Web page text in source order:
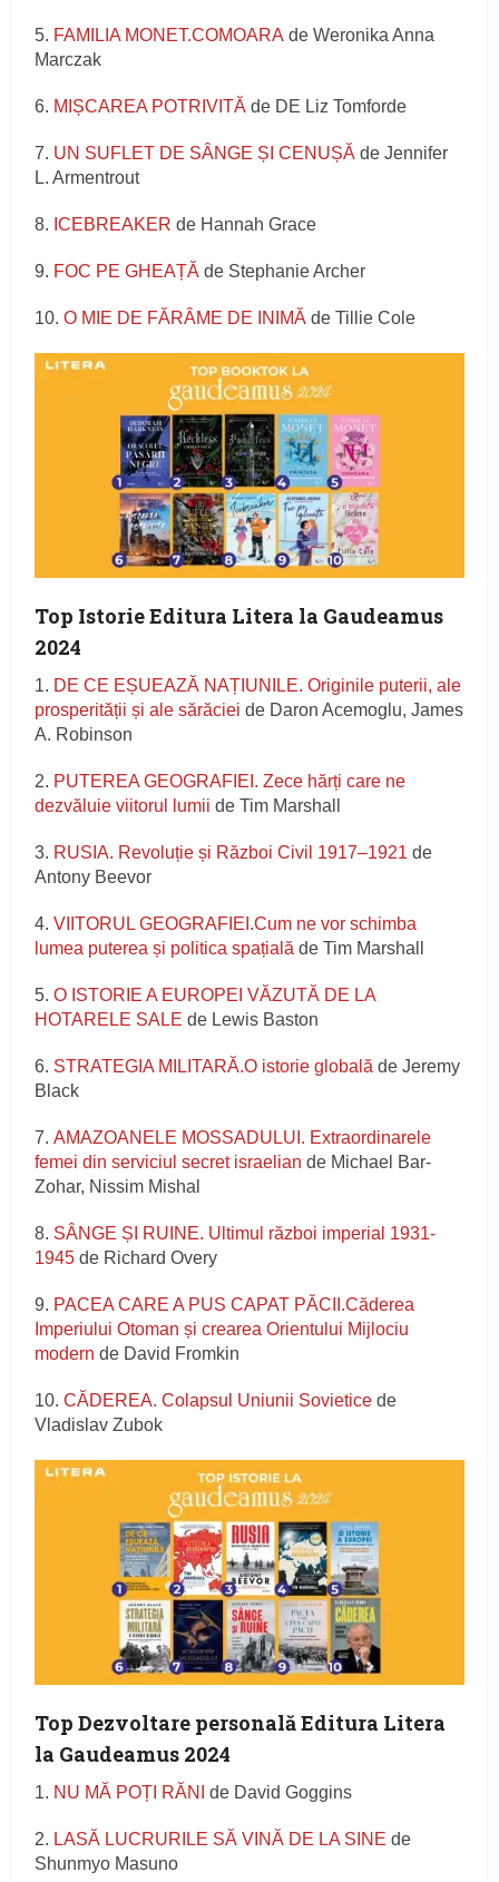
5. FAMILIA MONET.COMOARA de Weronika Anna
Marczak
6. MIȘCAREA POTRIVITĂ de DE Liz Tomforde
7. UN SUFLET DE SÂNGE ȘI CENUȘĂ de Jennifer
L. Armentrout
8. ICEBREAKER de Hannah Grace
9. FOC PE GHEAȚĂ de Stephanie Archer
10.O MIE DE FĂRÂME DE INIMĂ de Tillie Cole
Top Istorie Editura Litera la Gaudeamus
2024
1. DE CE EȘUEAZĂ NAȚIUNILE. Originile puterii, ale
prosperității și ale sărăciei de Daron Acemoglu, James
A. Robinson
2. PUTEREA GEOGRAFIEI. Zece hărți care ne
dezvăluie viitorul lumiide Tim Marshall
3. RUSIA. Revoluție și Război Civil 1917–1921 de
Antony Beevor
4.VIITORUL GEOGRAFIEI .Cum ne vor schimba
lumea puterea și politica spațială de Tim Marshall
5.O ISTORIE A EUROPEI VĂZUTĂ DE LA
HOTARELE SALE de Lewis Baston
6. STRATEGIA MILITARĂ.O istorie globală de Jeremy
Black
7.AMAZOANELE MOSSADULUI. Extraordinarele
femei din serviciul secret israelian de Michael Bar-
Zohar, Nissim Mishal
8. SÂNGE ȘI RUINE. Ultimul război imperial 1931-
1945 de Richard Overy
9. PACEA CARE A PUS CAPAT PĂCII.Căderea
Imperiului Otoman și crearea Orientului Mijlociu
modern de David Fromkin
10.CĂDEREA. Colapsul Uniunii Sovietice de
Vladislav Zubok
Top Dezvoltare personală Editura Litera
la Gaudeamus 2024
1. NU MĂ POȚI RĂNI de David Goggins
2. LASĂ LUCRURILE SĂ VINĂ DE LA SINE de
Shunmyo Masuno